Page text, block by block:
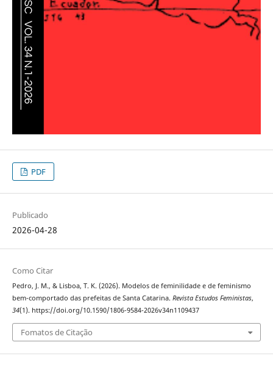
PDF
Publicado
2026-04-28
Como Citar
Pedro, J. M., & Lisboa, T. K. (2026). Modelos de feminilidade e de feminismo
bem-comportado das prefeitas de Santa Catarina. Revista Estudos Feministas,
34(1). https://doi.org/10.1590/1806-9584-2026v34n1109437
Fomatos de Citação